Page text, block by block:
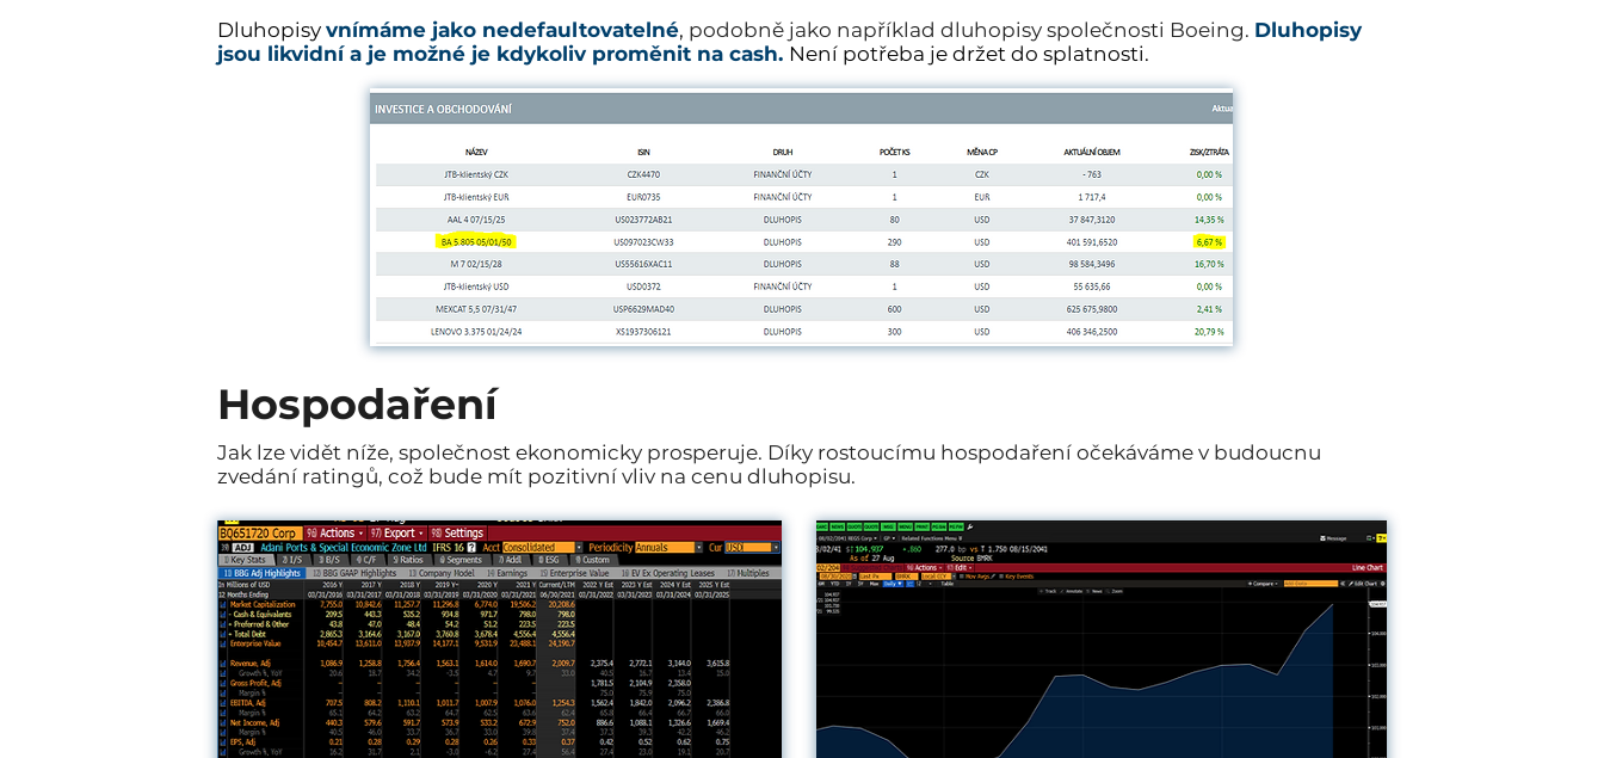
Dluhopisy vnímáme jako nedefaultovatelné, podobně jako například dluhopisy společnosti Boeing. Dluhopisy
jsou likvidní a je možné je kdykoliv proměnit na cash. Není potřeba je držet do splatnosti.
Hospodaření
Jak lze vidět níže, společnost ekonomicky prosperuje. Díky rostoucímu hospodaření očekáváme v budoucnu
zvedání ratingů, což bude mít pozitivní vliv na cenu dluhopisu.